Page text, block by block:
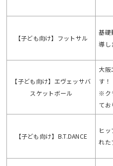
Webアクセシビリティにつ
【子ども向け】フットサル
基礎
導し
【子ども向け】エヴェッサバ
スケットボール
大阪
す！
※ク
てお
【子ども向け】B.T.DANCE
ヒ
れた